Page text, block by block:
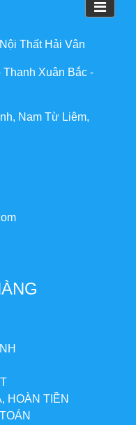
Thất Hải Vân
Xuân Bắc -
Nam Từ Liêm,
HOÀN TIỀN